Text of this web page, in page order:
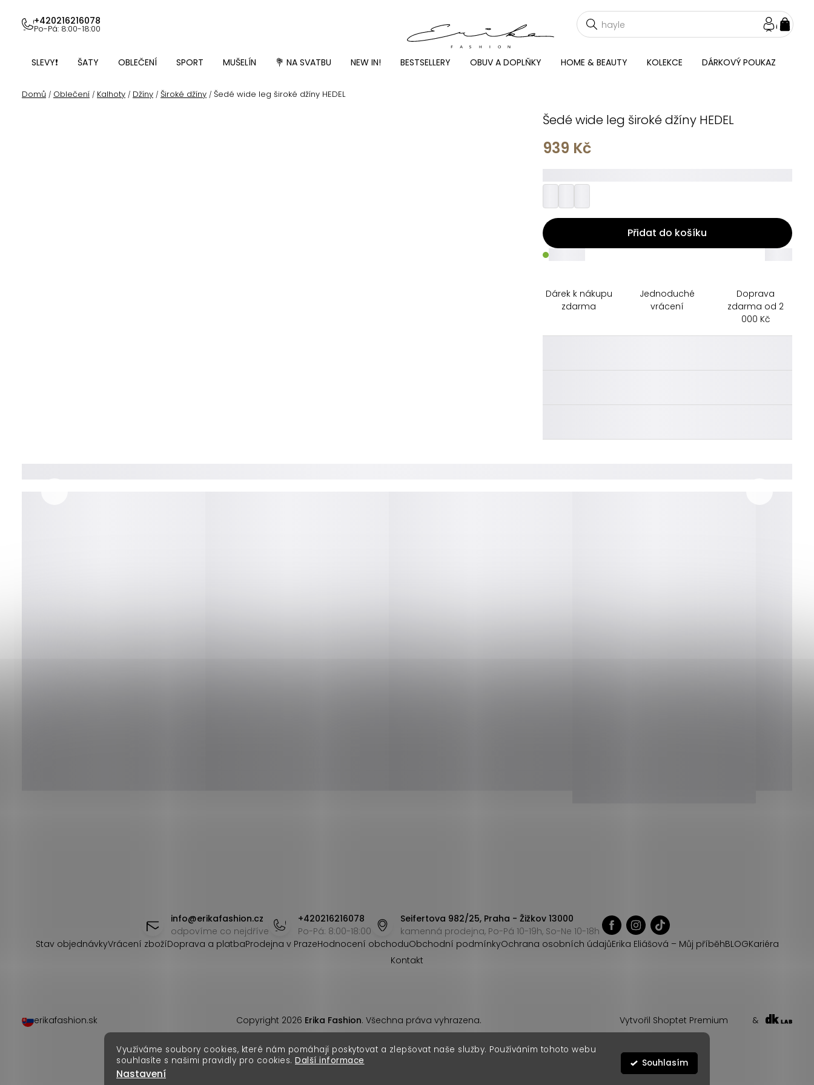
Využíváme soubory cookies, které nám pomáhají poskytovat a zlepšovat naše služby. Používáním tohoto webu
souhlasíte s našimi pravidly pro cookies. Další informace
Nastavení
Souhlasím
obsah
+420216216078
Po-Pá: 8:00-18:00
SLEVY❗ ŠATY OBLEČENÍ SPORT MUŠELÍN 💐 NA SVATBU NEW IN! BESTSELLERY OBUV A DOPLŇKY HOME & BEAUTY KOLEKCE DÁRKOVÝ POUKAZ
Domů / Oblečení / Kalhoty / Džíny / Široké džíny / Šedé wide leg široké džíny HEDEL
Šedé wide leg široké džíny HEDEL
939 Kč
Přidat do košíku
_____
Dárek k nákupu
zdarma
Jednoduché
vrácení
Doprava
zdarma od 2
000 Kč
info@erikafashion.cz
odpovíme co nejdříve
+420216216078
Po-Pá: 8:00-18:00
Seifertova 982/25, Praha - Žižkov 13000
kamenná prodejna, Po-Pá 10-19h, So-Ne 10-18h
Stav objednávkyVrácení zbožíDoprava a platbaProdejna v PrazeHodnocení obchoduObchodní podmínkyOchrana osobních údajůErika Eliášová – Můj příběhBLOGKariéra
Kontakt
Vytvořil Shoptet Premium &
Copyright 2026 Erika Fashion. Všechna práva vyhrazena.
erikafashion.sk